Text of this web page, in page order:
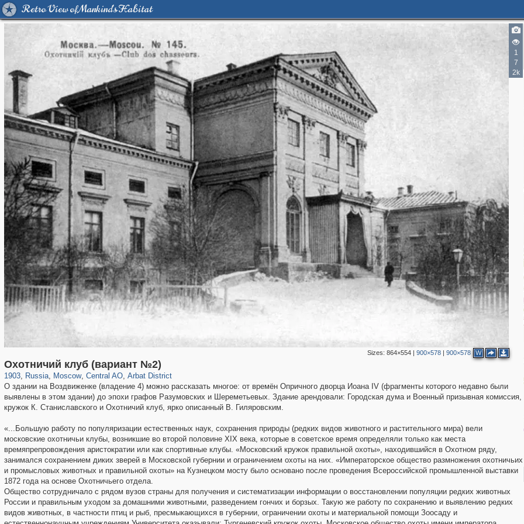
Retro View of Mankind's Habitat
1
7
2k
Sizes: 864×554| 900×578| 900×578 W
Охотничий клуб (вариант №2)
1903, Russia
1,406,336 29,243
, Moscow
319,780 8,286
, Central AO
159,978 5,916
, Arbat District
13,485 356
О здании на Воздвиженке (владение 4) можно рассказать многое: от времён Опричного дворца Иоана IV (фрагменты которого недавно были
выявлены в этом здании) до эпохи графов Разумовских и Шереметьевых. Здание арендовали: Городская дума и Военный призывная комиссия,
кружок К. Станиславского и Охотничий клуб, ярко описанный В. Гиляровским.
«...Большую работу по популяризации естественных наук, сохранения природы (редких видов животного и растительного мира) вели
московские охотничьи клубы, возникшие во второй половине XIX века, которые в советское время определяли только как места
времяпрепровождения аристократии или как спортивные клубы. «Московский кружок правильной охоты», находившийся в Охотном ряду,
занимался сохранением диких зверей в Московской губернии и ограничением охоты на них. «Императорское общество размножения охотничьих
и промысловых животных и правильной охоты» на Кузнецком мосту было основано после проведения Всероссийской промышленной выставки
1872 года на основе Охотничьего отдела.
Общество сотрудничало с рядом вузов страны для получения и систематизации информации о восстановлении популяции редких животных
России и правильным уходом за домашними животными, разведением гончих и борзых. Такую же работу по сохранению и выявлению редких
видов животных, в частности птиц и рыб, пресмыкающихся в губернии, ограничении охоты и материальной помощи Зоосаду и
5